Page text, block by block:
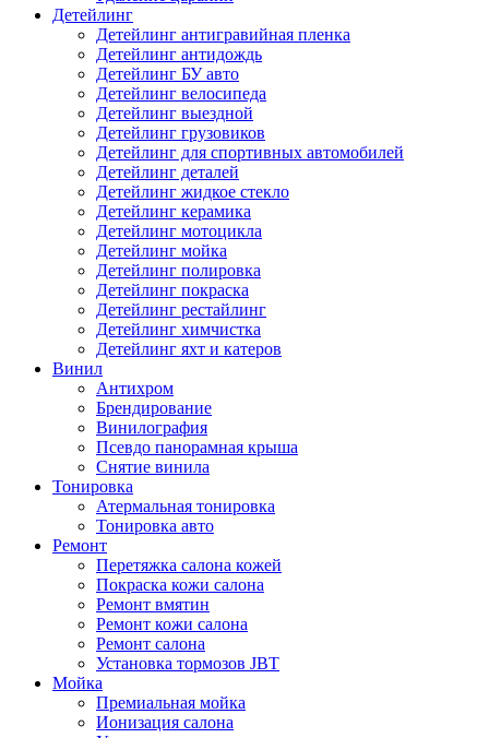
Детейлинг
Детейлинг антигравийная пленка
Детейлинг антидождь
Детейлинг БУ авто
Детейлинг велосипеда
Детейлинг выездной
Детейлинг грузовиков
Детейлинг для спортивных автомобилей
Детейлинг деталей
Детейлинг жидкое стекло
Детейлинг керамика
Детейлинг мотоцикла
Детейлинг мойка
Детейлинг полировка
Детейлинг покраска
Детейлинг рестайлинг
Детейлинг химчистка
Детейлинг яхт и катеров
Винил
Антихром
Брендирование
Винилография
Псевдо панорамная крыша
Снятие винила
Тонировка
Атермальная тонировка
Тонировка авто
Ремонт
Перетяжка салона кожей
Покраска кожи салона
Ремонт вмятин
Ремонт кожи салона
Ремонт салона
Установка тормозов JBT
Мойка
Премиальная мойка
Ионизация салона